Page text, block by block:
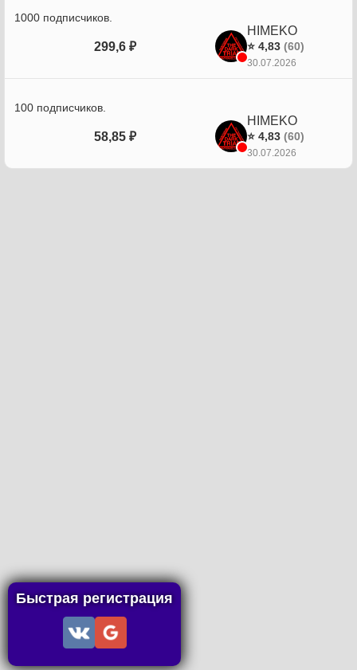
1000 подписчиков.
299,6 ₽
HIMEKO
⭐ 4,83 (60)
30.07.2026
100 подписчиков.
58,85 ₽
HIMEKO
⭐ 4,83 (60)
30.07.2026
Быстрая регистрация